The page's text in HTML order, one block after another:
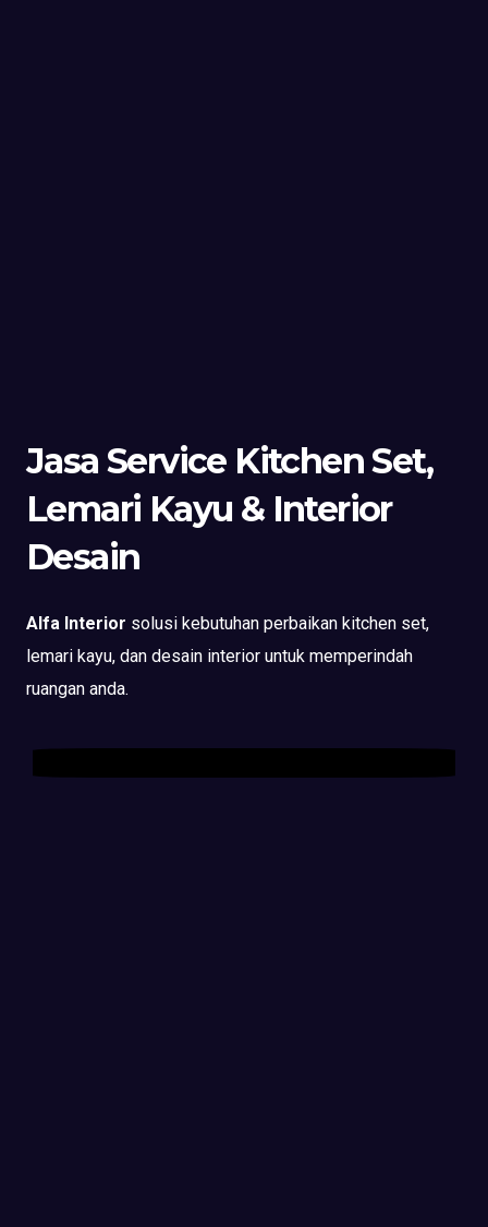
Jasa Service Kitchen Set,
Lemari Kayu & Interior
Desain
Alfa Interior solusi kebutuhan perbaikan kitchen set,
lemari kayu, dan desain interior untuk memperindah
ruangan anda.